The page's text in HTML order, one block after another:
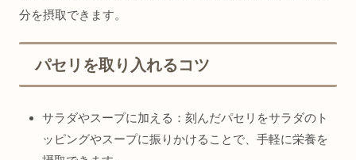
分を摂取できます。
パセリを取り入れるコツ
サラダやスープに加える：刻んだパセリをサラダのト
ッピングやスープに振りかけることで、手軽に栄養を